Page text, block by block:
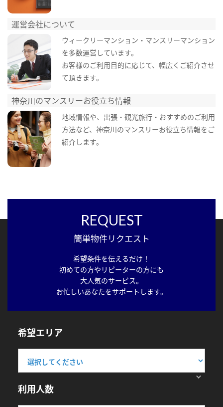
運営会社について
ウィークリーマンション・マンスリーマンション
を多数運営しています。
お客様のご利用目的に応じて、幅広くご紹介させ
て頂きます。
神奈川のマンスリーお役立ち情報
地域情報や、出張・観光旅行・おすすめのご利用
方法など、神奈川のマンスリーお役立ち情報をご
紹介します。
REQUEST
簡単物件リクエスト
希望条件を伝えるだけ！
初めての方やリピーターの方にも
大人気のサービス。
お忙しいあなたをサポートします。
希望エリア
利用人数